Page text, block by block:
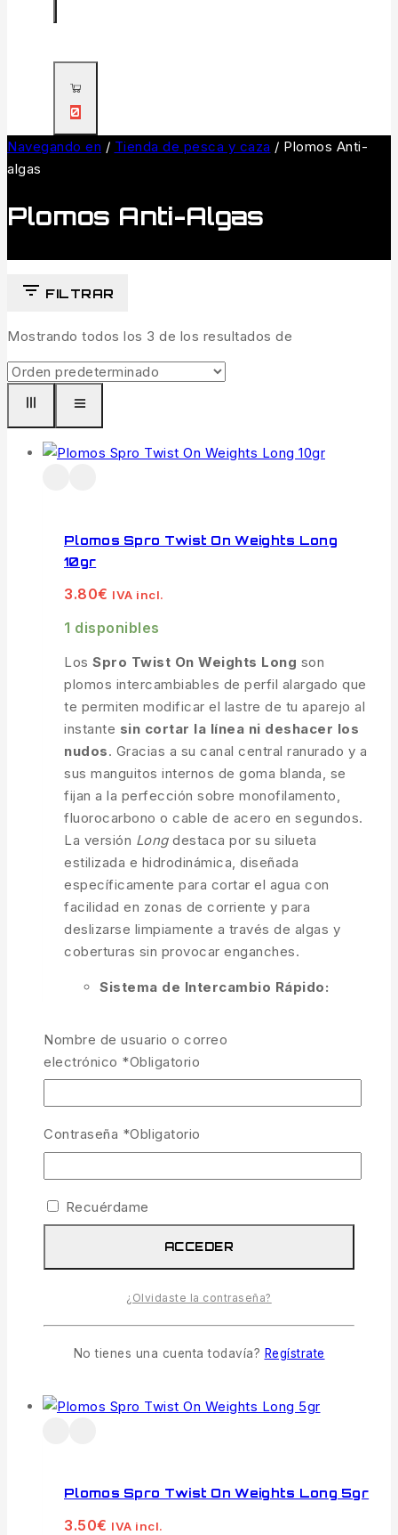
0
Navegando en / Tienda de pesca y caza / Plomos Anti-
algas
Plomos Anti-Algas
FILTRAR
Mostrando todos los 3 de los resultados de
Plomos Spro Twist On Weights Long
10gr
3.80€ IVA incl.
1 disponibles
Los Spro Twist On Weights Long son
plomos intercambiables de perfil alargado que
te permiten modificar el lastre de tu aparejo al
instante sin cortar la línea ni deshacer los
nudos. Gracias a su canal central ranurado y a
sus manguitos internos de goma blanda, se
fijan a la perfección sobre monofilamento,
fluorocarbono o cable de acero en segundos.
La versión Longdestaca por su silueta
estilizada e hidrodinámica, diseñada
específicamente para cortar el agua con
facilidad en zonas de corriente y para
deslizarse limpiamente a través de algas y
coberturas sin provocar enganches.
Sistema de Intercambio Rápido:
segundos sin tocar tus nudos.
Diseño Alargado «Long»:
enganches superiores en zonas de
vegetación.
estrangular la línea.
Ideal para Líneas de Tensión:
Perfecto para lastrar bajos de lucio (Pike
), montajes articulados y pescas
AÑADIR AL CARRITO
Plomos Spro Twist On Weights Long 5gr
3.50€ IVA incl.
Nombre de usuario o correo
electrónico *Obligatorio
Contraseña *Obligatorio
Recuérdame
ACCEDER
¿Olvidaste la contraseña?
No tienes una cuenta todavía? Regístrate